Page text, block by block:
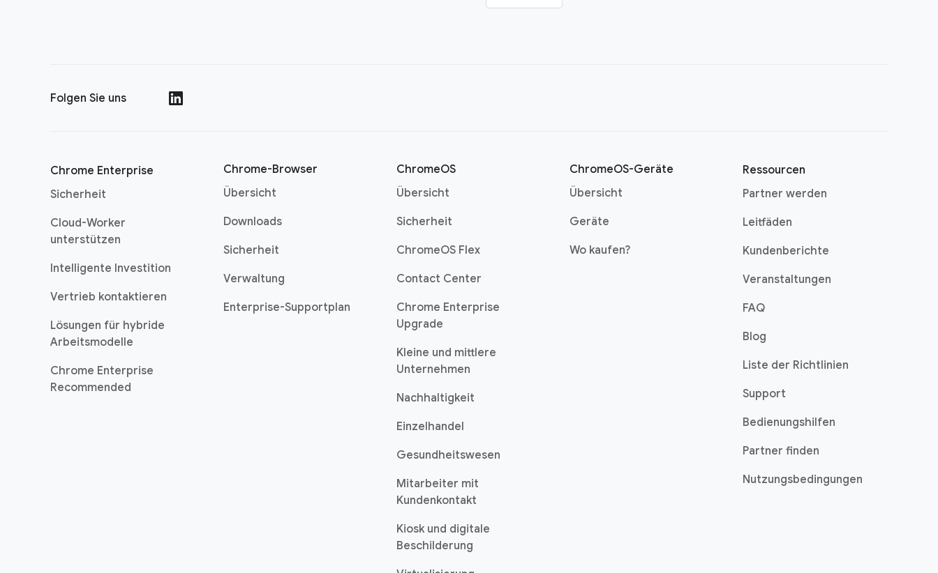
Folgen Sie uns
Chrome Enterprise
Sicherheit
Cloud-Worker
unterstützen
Intelligente Investition
Vertrieb kontaktieren
Lösungen für hybride
Arbeitsmodelle
Chrome Enterprise
Recommended
Chrome-Browser
Übersicht
Downloads
Sicherheit
Verwaltung
Enterprise-Supportplan
ChromeOS
Übersicht
Sicherheit
ChromeOS Flex
Contact Center
Chrome Enterprise
Upgrade
Kleine und mittlere
Unternehmen
Nachhaltigkeit
Einzelhandel
Gesundheitswesen
Mitarbeiter mit
Kundenkontakt
Kiosk und digitale
Beschilderung
ChromeOS-Geräte
Übersicht
Geräte
Wo kaufen?
Ressourcen
Partner werden
Leitfäden
Kundenberichte
Veranstaltungen
FAQ
Blog
Liste der Richtlinien
Support
Bedienungshilfen
Partner finden
Nutzungsbedingungen